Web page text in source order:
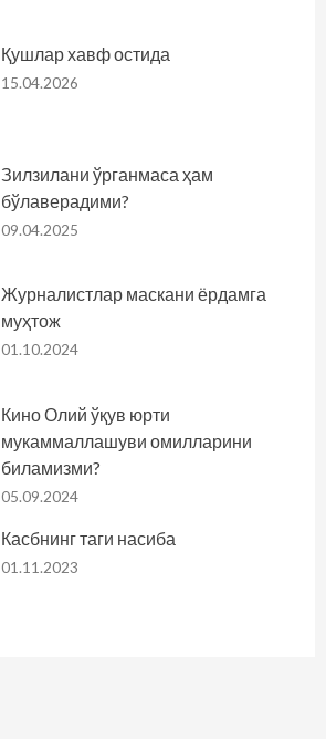
Қушлар хавф остида
15.04.2026
Зилзилани ўрганмаса ҳам
бўлаверадими?
09.04.2025
Журналистлар маскани ёрдамга
муҳтож
01.10.2024
Кино Олий ўқув юрти
мукаммаллашуви омилларини
биламизми?
05.09.2024
Касбнинг таги насиба
01.11.2023